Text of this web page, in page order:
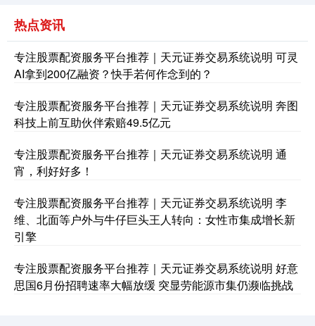
热点资讯
专注股票配资服务平台推荐｜天元证券交易系统说明 可灵
AI拿到200亿融资？快手若何作念到的？
专注股票配资服务平台推荐｜天元证券交易系统说明 奔图
科技上前互助伙伴索赔49.5亿元
专注股票配资服务平台推荐｜天元证券交易系统说明 通
宵，利好好多！
专注股票配资服务平台推荐｜天元证券交易系统说明 李
维、北面等户外与牛仔巨头王人转向：女性市集成增长新
引擎
专注股票配资服务平台推荐｜天元证券交易系统说明 好意
思国6月份招聘速率大幅放缓 突显劳能源市集仍濒临挑战